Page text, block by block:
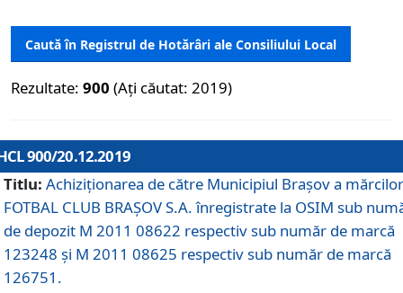
Caută în Registrul de Hotărâri ale Consiliului Local
Rezultate: 900 (Ați căutat: 2019)
900/20.12.2019
Titlu: Achiziționarea de către Municipiul Brașov a mărcilor
FOTBAL CLUB BRAȘOV S.A. înregistrate la OSIM sub
de depozit M 2011 08622 respectiv sub număr de marcă
123248 și M 2011 08625 respectiv sub număr de marcă
126751.